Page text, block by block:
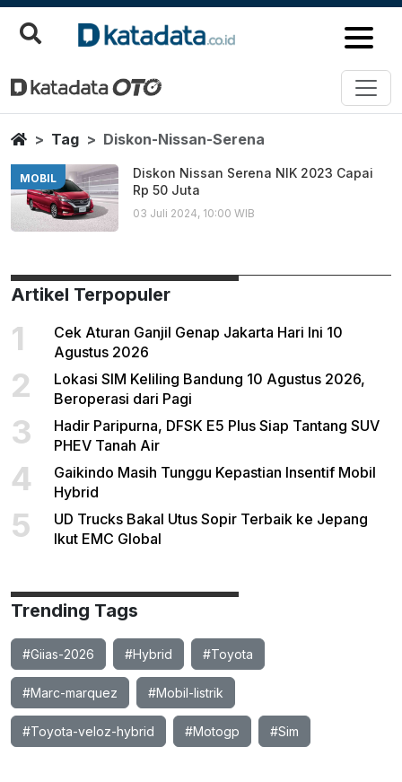
Diskon Nissan Serena
Berita Terbaru
HomeTag Diskon-Nissan-Serena
MOBIL
Diskon Nissan Serena NIK 2023 Capai
Rp 50 Juta
03 Juli 2024, 10:00 WIB
Artikel Terpopuler
1
Cek Aturan Ganjil Genap Jakarta Hari Ini 10
Agustus 2026
2
Lokasi SIM Keliling Bandung 10 Agustus 2026,
Beroperasi dari Pagi
3
Hadir Paripurna, DFSK E5 Plus Siap Tantang SUV
PHEV Tanah Air
4
Gaikindo Masih Tunggu Kepastian Insentif Mobil
Hybrid
5
UD Trucks Bakal Utus Sopir Terbaik ke Jepang
Ikut EMC Global
Trending Tags
#Giias-2026 #Hybrid #Toyota
#Marc-marquez #Mobil-listrik
#Toyota-veloz-hybrid #Motogp #Sim